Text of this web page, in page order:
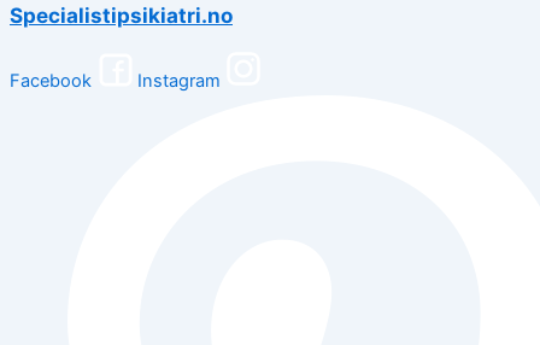
Specialistipsikiatri.no
Facebook Instagram